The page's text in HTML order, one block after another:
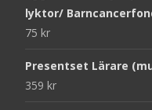
lyktor/
75 kr
Presentset Lärare
359 kr